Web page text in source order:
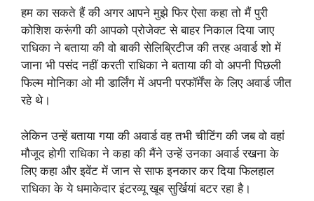
हम का सकते हैं की अगर आपने मुझे फिर ऐसा कहा तो मैं पुरी
कोशिश करूंगी की आपको प्रोजेक्ट से बाहर निकाल दिया जाए
राधिका ने बताया की वो बाकी सेलिब्रिटीज की तरह अवार्ड शो में
जाना भी पसंद नहीं करती राधिका ने बताया की वो अपनी पिछली
फिल्म मोनिका ओ मी डार्लिंग में अपनी परफॉर्मेंस के लिए अवार्ड जीत
रहे थे।
लेकिन उन्हें बताया गया की अवार्ड वह तभी चीटिंग की जब वो वहां
मौजूद होगी राधिका ने कहा की मैंने उन्हें उनका अवार्ड रखना के
लिए कहा और इवेंट में जान से साफ इनकार कर दिया फिलहाल
राधिका के ये धमाकेदार इंटरव्यू खूब सुर्खियां बटर रहा है।